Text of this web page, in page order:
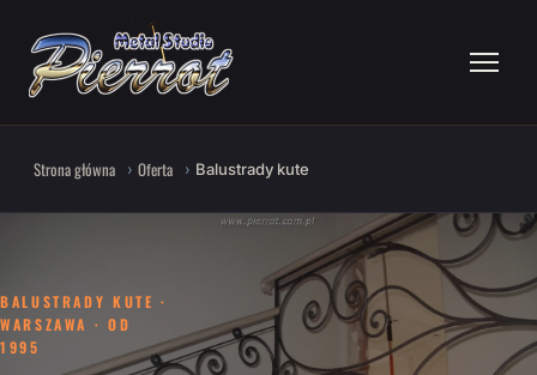
Strona główna Oferta Balustrady kute
BALUSTRADY KUTE ·
WARSZAWA · OD
1995